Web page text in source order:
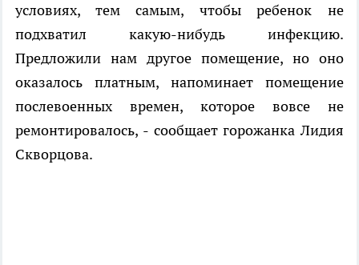
условиях, тем самым, чтобы ребенок не
подхватил какую-нибудь инфекцию.
Предложили нам другое помещение, но оно
оказалось платным, напоминает помещение
послевоенных времен, которое вовсе не
ремонтировалось, - сообщает горожанка Лидия
Скворцова.